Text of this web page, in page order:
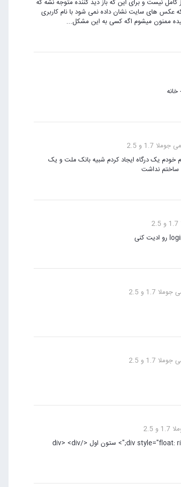
نیست و برای این که باز دید کننده متوجه نشه که
عکس های سایت نشان داده نمی شود با نام کاربری
ممنون میشوم اگه کسی به این مشکل...
1.7 و 2.5
خودم یک درگاه ایجاد کردم شبیه بانک ملت و یک
نداشت
1.7 و 2.5
1.7 و 2.5
ساختارو بزار رو HTML و از کد زیر استفاده کن <div style="float: righ;"> <div style="float: right; width: 80%;"> ستون اول </div> <div